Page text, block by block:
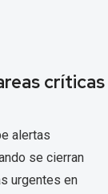
críticas
alertas
se cierran
urgentes en